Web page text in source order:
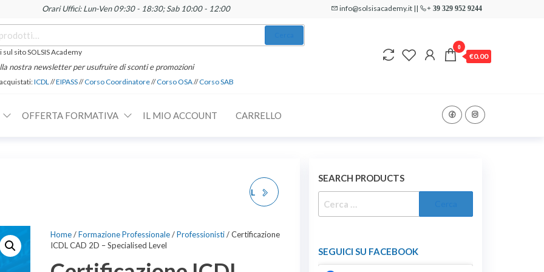
Orari Uffici: Lun-Ven 09:30 - 18:30; Sab 10:00 - 12:00 info@solsisacademy.it || + 39 329 952 9244
sito SOLSIS Academy
nostra newsletter per usufruire di sconti e promozioni
ICDL//EIPASS//Corso Coordinatore//Corso OSA//Corso SAB
0
€0.00
OFFERTA FORMATIVA IL MIO ACCOUNT CARRELLO
CERTIFICAZIONE ICDL
Home/Formazione Professionale/Professionisti/ Certificazione
ICDL CAD 2D – Specialised Level
SEARCH PRODUCTS
SEGUICI SU FACEBOOK